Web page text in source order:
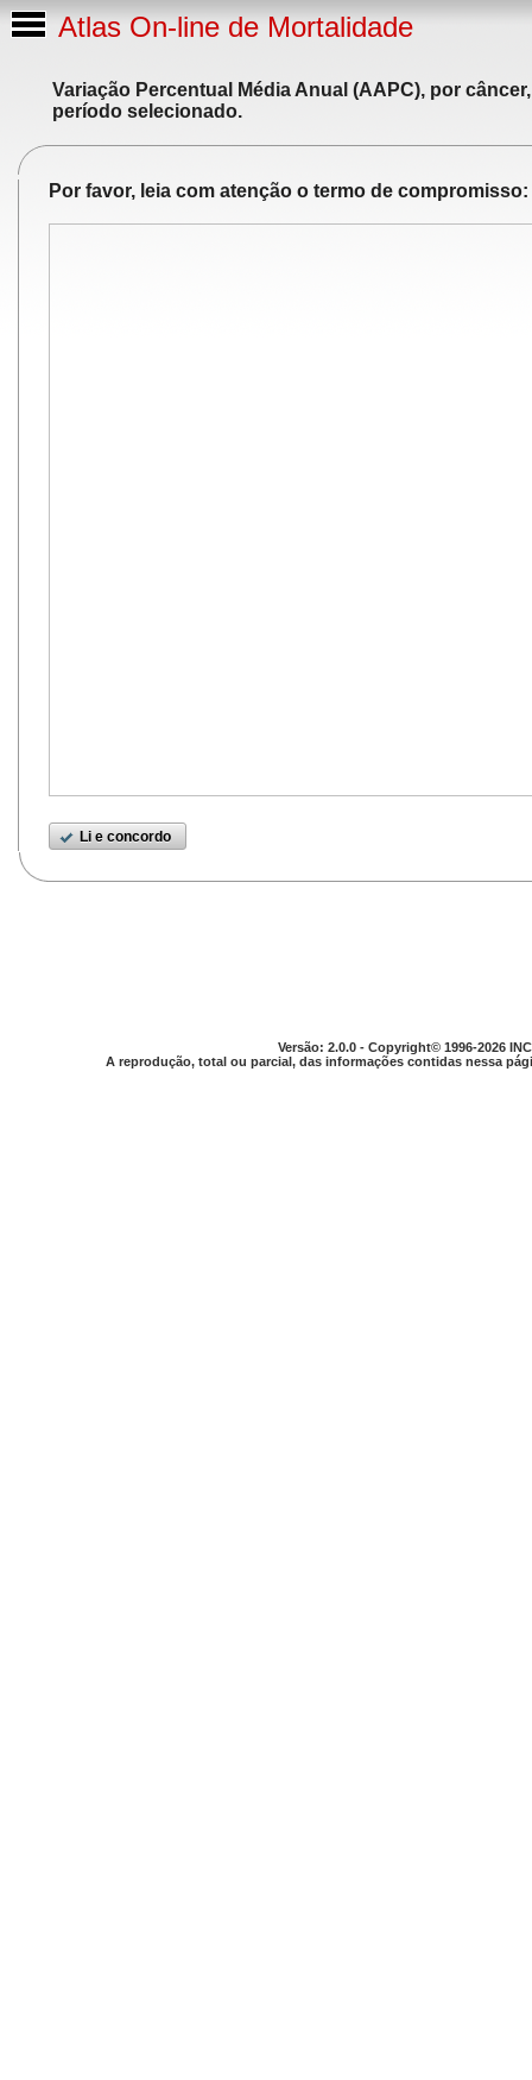
Atlas On-line de Mortalidade
Variação Percentual Média Anual (AAPC), por
período selecionado.
Por favor, leia com atenção o termo de compromisso:
Li e concordo
Versão: 2.0.0 - Copyright© 1996-2026
A reprodução, total ou parcial, das informações contidas nessa